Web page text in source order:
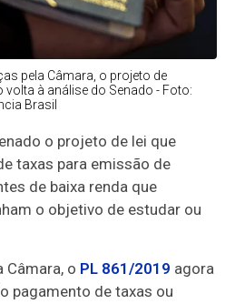
pela Câmara, o projeto de
volta à análise do Senado - Foto:
Brasil
o projeto de lei que
taxas para emissão de
de baixa renda que
o objetivo de estudar ou
Câmara, o PL 861/2019 agora
pagamento de taxas ou